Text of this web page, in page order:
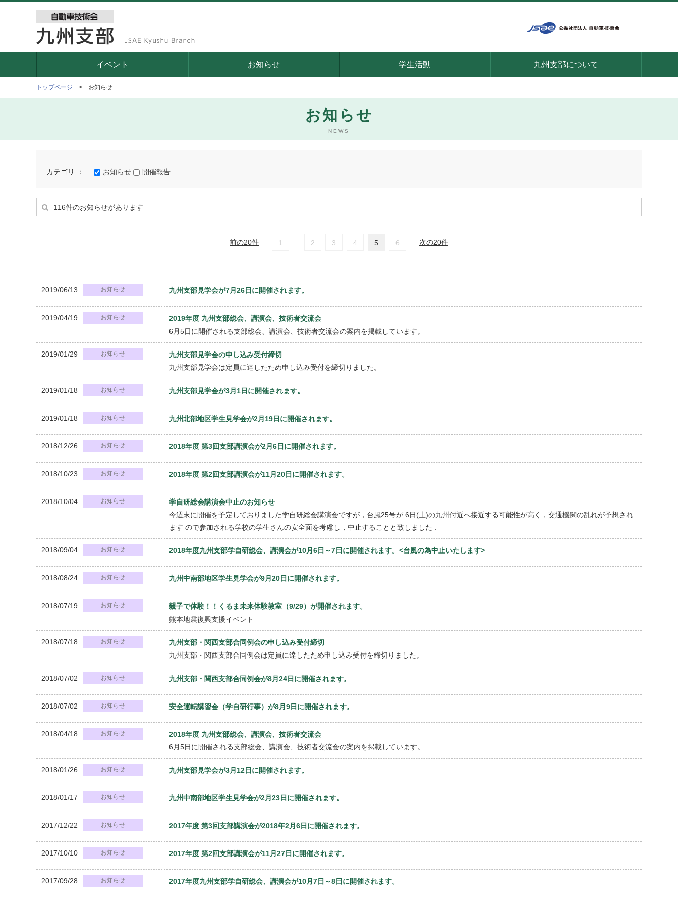
イベント お知らせ 学生活動 九州支部について
トップページ お知らせ
お知らせ
NEWS
カテゴリ ： お知らせ 開催報告
116件のお知らせがあります
前の20件 1 … 2 3 4 5 6 次の20件
2019/06/13 お知らせ 九州支部見学会が7月26日に開催されます。
2019/04/19 お知らせ
2019年度 九州支部総会、講演会、技術者交流会
6月5日に開催される支部総会、講演会、技術者交流会の案内を掲載しています。
2019/01/29 お知らせ
九州支部見学会の申し込み受付締切
九州支部見学会は定員に達したため申し込み受付を締切りました。
2019/01/18 お知らせ 九州支部見学会が3月1日に開催されます。
2019/01/18 お知らせ 九州北部地区学生見学会が2月19日に開催されます。
2018/12/26 お知らせ 2018年度 第3回支部講演会が2月6日に開催されます。
2018/10/23 お知らせ 2018年度 第2回支部講演会が11月20日に開催されます。
2018/10/04 お知らせ
学自研総会講演会中止のお知らせ
今週末に開催を予定しておりました学自研総会講演会ですが，台風25号が 6日(土)の九州付近へ接近する可能性が高く，交通機関の乱れが予想され
ます ので参加される学校の学生さんの安全面を考慮し，中止することと致しました．
2018/09/04 お知らせ 2018年度九州支部学自研総会、講演会が10月6日～7日に開催されます。<台風の為中止いたします>
2018/08/24 お知らせ 九州中南部地区学生見学会が9月20日に開催されます。
2018/07/19 お知らせ
親子で体験！！くるま未来体験教室（9/29）が開催されます。
熊本地震復興支援イベント
2018/07/18 お知らせ
九州支部・関西支部合同例会の申し込み受付締切
九州支部・関西支部合同例会は定員に達したため申し込み受付を締切りました。
2018/07/02 お知らせ 九州支部・関西支部合同例会が8月24日に開催されます。
2018/07/02 お知らせ 安全運転講習会（学自研行事）が8月9日に開催されます。
2018/04/18 お知らせ
2018年度 九州支部総会、講演会、技術者交流会
6月5日に開催される支部総会、講演会、技術者交流会の案内を掲載しています。
2018/01/26 お知らせ 九州支部見学会が3月12日に開催されます。
2018/01/17 お知らせ 九州中南部地区学生見学会が2月23日に開催されます。
2017/12/22 お知らせ 2017年度 第3回支部講演会が2018年2月6日に開催されます。
2017/10/10 お知らせ 2017年度 第2回支部講演会が11月27日に開催されます。
2017/09/28 お知らせ 2017年度九州支部学自研総会、講演会が10月7日～8日に開催されます。